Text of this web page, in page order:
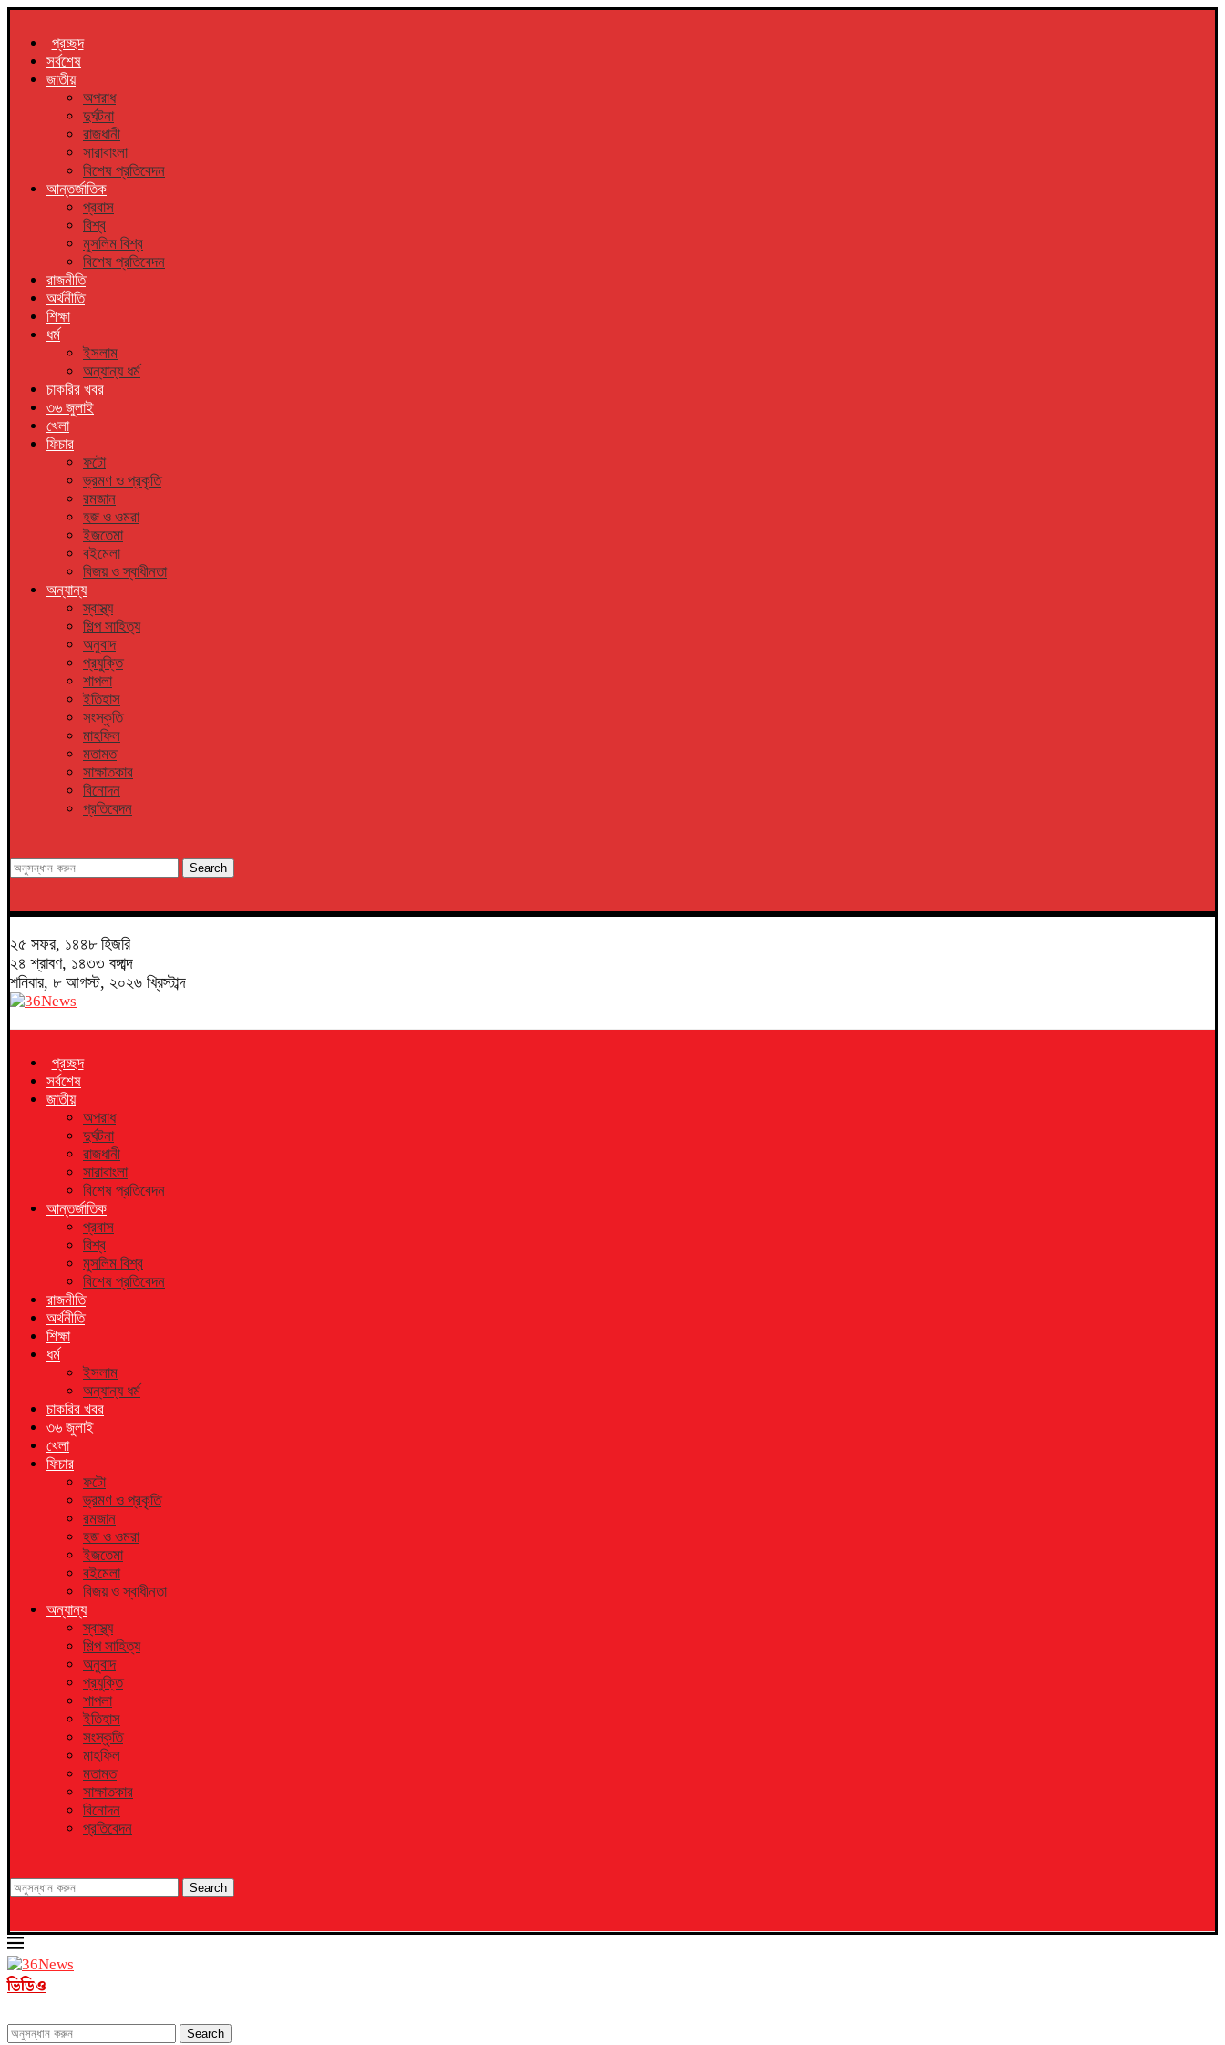
প্রচ্ছদ
সর্বশেষ
জাতীয়
অপরাধ
দুর্ঘটনা
রাজধানী
সারাবাংলা
বিশেষ প্রতিবেদন
আন্তর্জাতিক
প্রবাস
বিশ্ব
মুসলিম বিশ্ব
বিশেষ প্রতিবেদন
রাজনীতি
অর্থনীতি
শিক্ষা
ধর্ম
ইসলাম
অন্যান্য ধর্ম
চাকরির খবর
৩৬ জুলাই
খেলা
ফিচার
ফটো
ভ্রমণ ও প্রকৃতি
রমজান
হজ ও ওমরা
ইজতেমা
বইমেলা
বিজয় ও স্বাধীনতা
অন্যান্য
স্বাস্থ্য
শিল্প সাহিত্য
অনুবাদ
প্রযুক্তি
শাপলা
ইতিহাস
সংস্কৃতি
মাহফিল
মতামত
সাক্ষাতকার
বিনোদন
প্রতিবেদন
Search
২৫ সফর, ১৪৪৮ হিজরি
২৪ শ্রাবণ, ১৪৩৩ বঙ্গাব্দ
শনিবার, ৮ আগস্ট, ২০২৬ খ্রিস্টাব্দ
প্রচ্ছদ
সর্বশেষ
জাতীয়
অপরাধ
দুর্ঘটনা
রাজধানী
সারাবাংলা
বিশেষ প্রতিবেদন
আন্তর্জাতিক
প্রবাস
বিশ্ব
মুসলিম বিশ্ব
বিশেষ প্রতিবেদন
রাজনীতি
অর্থনীতি
শিক্ষা
ধর্ম
ইসলাম
অন্যান্য ধর্ম
চাকরির খবর
৩৬ জুলাই
খেলা
ফিচার
ফটো
ভ্রমণ ও প্রকৃতি
রমজান
হজ ও ওমরা
ইজতেমা
বইমেলা
বিজয় ও স্বাধীনতা
অন্যান্য
স্বাস্থ্য
শিল্প সাহিত্য
অনুবাদ
প্রযুক্তি
শাপলা
ইতিহাস
সংস্কৃতি
মাহফিল
মতামত
সাক্ষাতকার
বিনোদন
প্রতিবেদন
Search
ভিডিও
Search